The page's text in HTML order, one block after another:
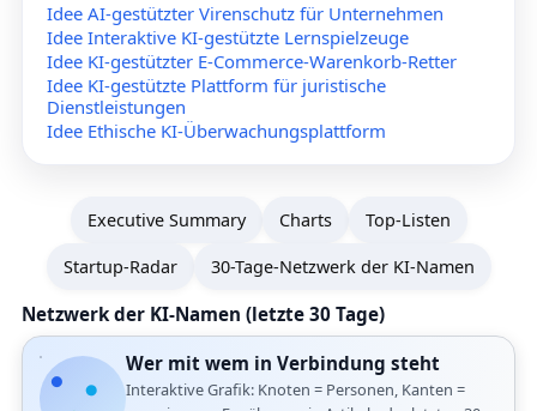
Idee AI-gestützter Virenschutz für Unternehmen
Idee Interaktive KI-gestützte Lernspielzeuge
Idee KI-gestützter E-Commerce-Warenkorb-Retter
Idee KI-gestützte Plattform für juristische
Dienstleistungen
Idee Ethische KI-Überwachungsplattform
Executive Summary Charts Top-Listen
Startup-Radar 30-Tage-Netzwerk der KI-Namen
Netzwerk der KI-Namen (letzte 30 Tage)
Wer mit wem in Verbindung steht
Interaktive Grafik: Knoten = Personen, Kanten =